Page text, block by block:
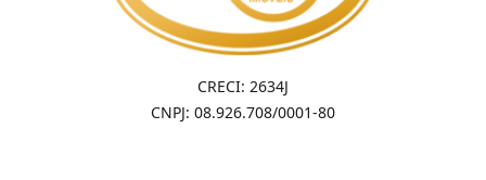
CRECI: 2634J
CNPJ: 08.926.708/0001-80